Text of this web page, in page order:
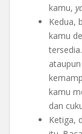
kamu,
Kedua,
kamu
kamu
dan
Ketiga,